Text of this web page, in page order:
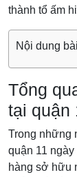
thành tổ ấm
Nội dung
Tổng
tại quận
Trong những
quận 11
hàng sở hữu